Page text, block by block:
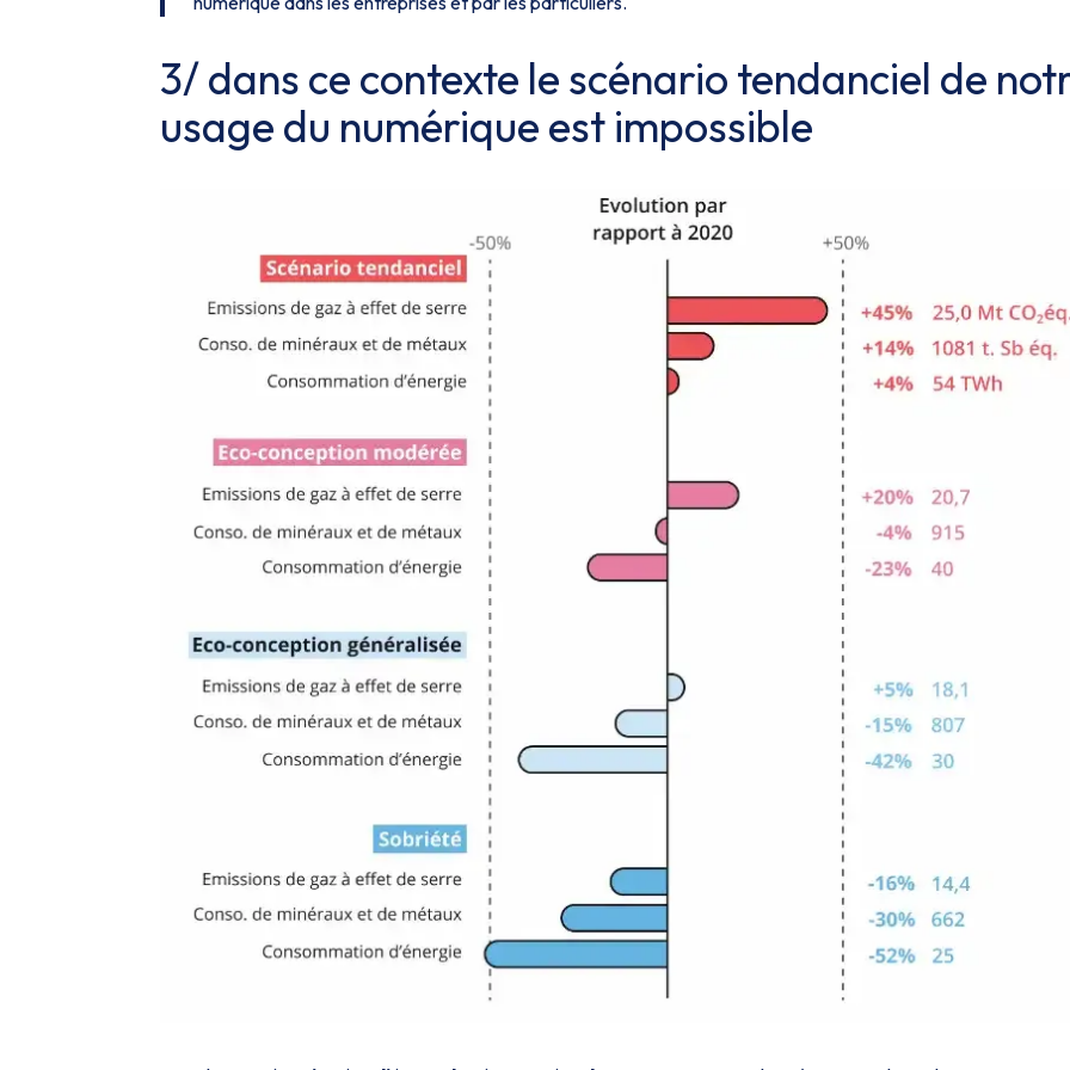
3/ dans ce contexte le scénario tendanciel de
usage du numérique est impossible